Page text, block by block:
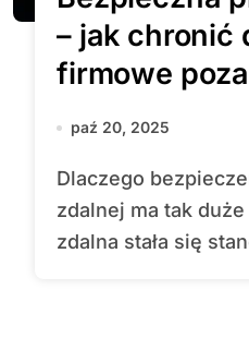
– jak chronić
firmowe
paź 20, 2025
Dlaczego bezpieczeństwo pracy
zdalnej ma tak
zdalna stała się